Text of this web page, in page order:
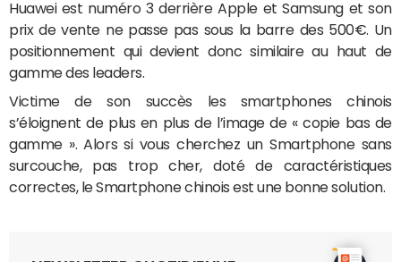
Huawei est numéro 3 derrière Apple et Samsung et son
prix de vente ne passe pas sous la barre des 500€. Un
positionnement qui devient donc similaire au haut de
gamme des leaders.
Victime de son succès les smartphones chinois
s’éloignent de plus en plus de l’image de « copie bas de
gamme ». Alors si vous cherchez un Smartphone sans
surcouche, pas trop cher, doté de caractéristiques
correctes, le Smartphone chinois est une bonne solution.